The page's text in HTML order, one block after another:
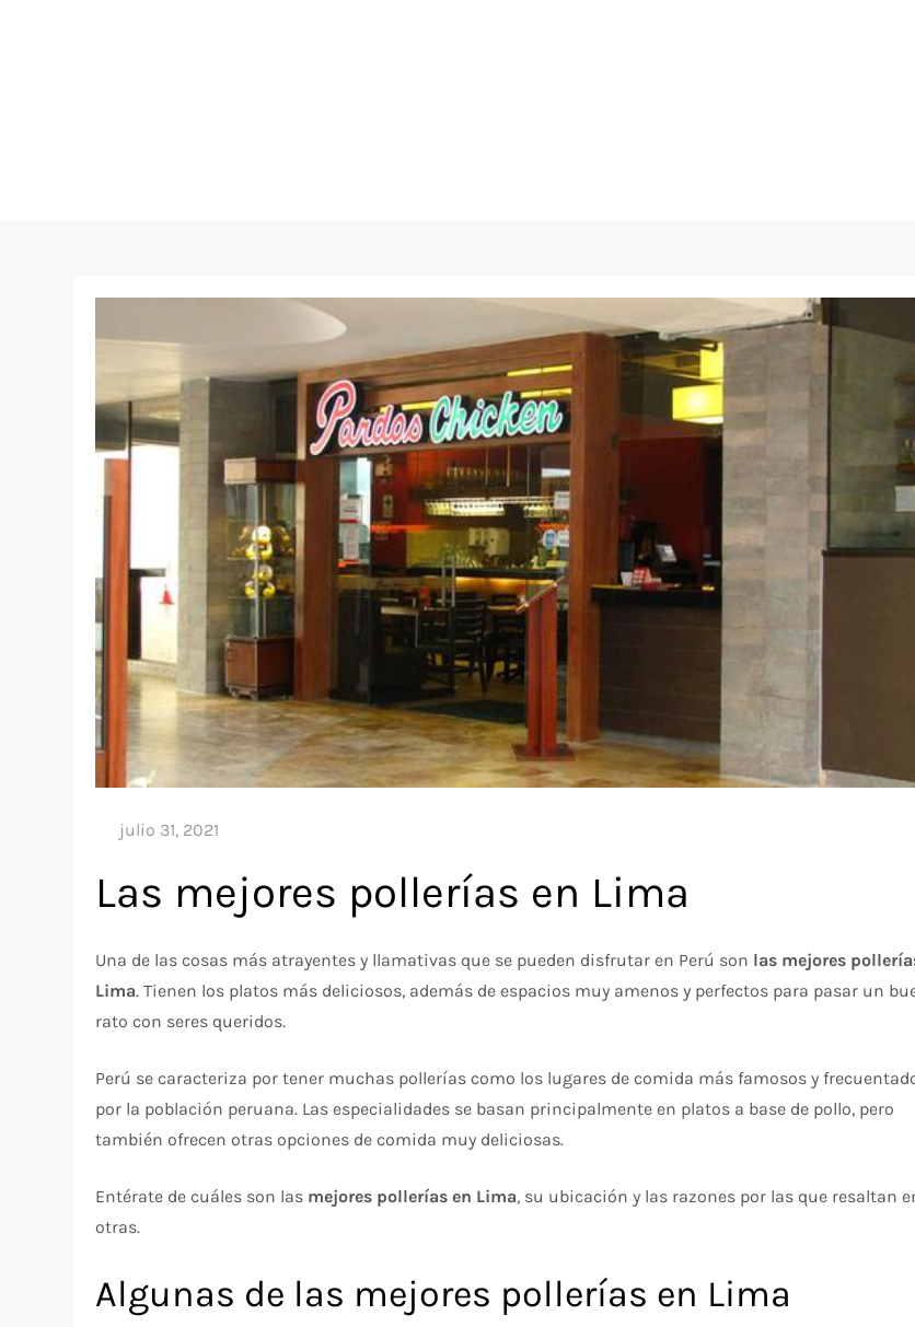
Las mejores pollerías en Lima
Una de las cosas más atrayentes y llamativas que se pueden disfrutar en Perú son las mejores
Lima. Tienen los platos más deliciosos, además de espacios muy amenos y perfectos para pasar un
rato con seres queridos.
Perú se caracteriza por tener muchas pollerías como los lugares de comida más famosos y
por la población peruana. Las especialidades se basan principalmente en platos a base de pollo, pero
también ofrecen otras opciones de comida muy deliciosas.
Entérate de cuáles son las mejores pollerías en Lima, su ubicación y las razones por las que resaltan
otras.
Algunas de las mejores pollerías en Lima